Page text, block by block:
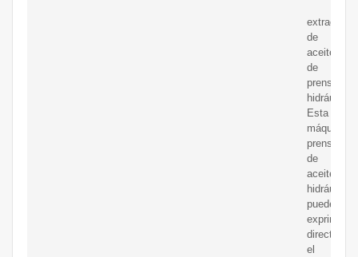
extracción
de
aceite
de
prensa
hidráulica.
Esta
máquina
prensadora
de
aceite
hidráulica
puede
exprimir
el